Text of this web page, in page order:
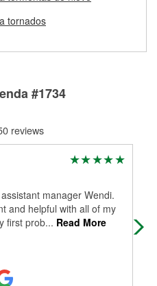
ayudarte a encontrar las
para tu reparación.
de freno
tornados
#1734
reviews
manager Wendi.
and helpful with all of my
first prob... Read More